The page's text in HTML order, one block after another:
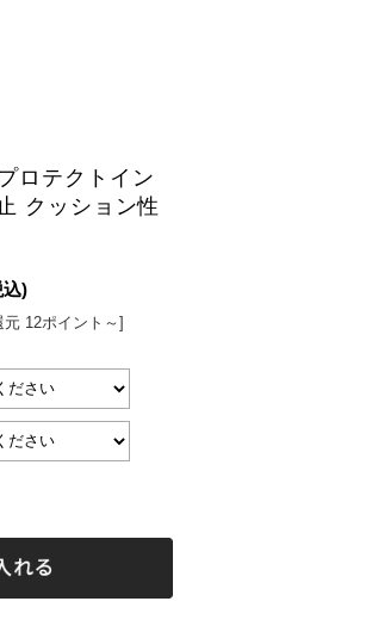
ロテクトイン
クッション性
込)
元 12ポイント～]